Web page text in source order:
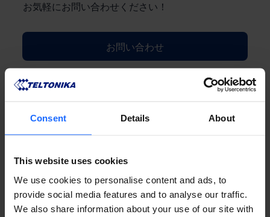
Consent Details About
This website uses cookies
We use cookies to personalise content and ads, to
provide social media features and to analyse our traffic.
We also share information about your use of our site with
お気軽にお問い合わせください！
お問い合わせ
FAQ